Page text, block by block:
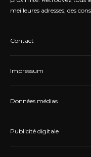
meilleures adresses, des
Contact
Impressum
Données médias
Publicité digitale